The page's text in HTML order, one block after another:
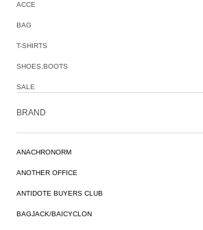
ACCE
BAG
T-SHIRTS
SHOES,BOOTS
SALE
BRAND
ANACHRONORM
ANOTHER OFFICE
ANTIDOTE BUYERS CLUB
BAGJACK/BAICYCLON